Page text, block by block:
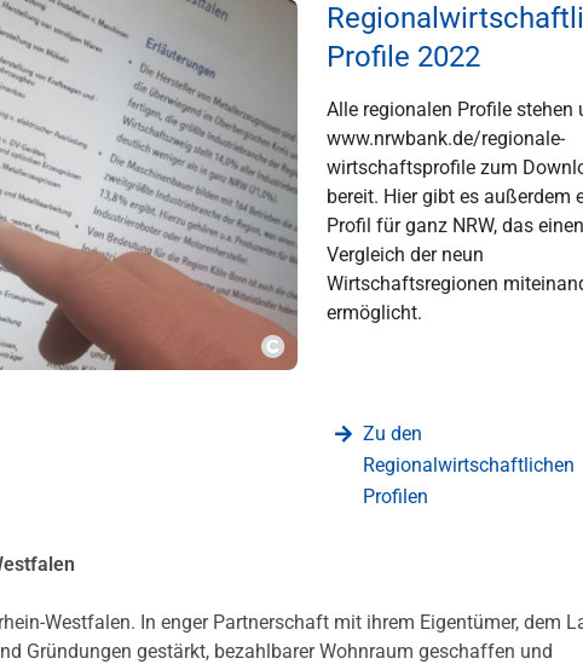
???msg.image.copyright???
Profile 2022
Alle regionalen Profile stehen
www.nrwbank.de/regionale-
wirtschaftsprofilezum
bereit. Hier gibt es außerdem
Profil für ganz NRW, das einen
Vergleich der neun
Wirtschaftsregionen
ermöglicht.
Zu den
Regionalwirtschaftlichen
Profilen
Westfalen. In enger Partnerschaft mit ihrem Eigentümer, dem
Gründungen gestärkt, bezahlbarer Wohnraum geschaffen und